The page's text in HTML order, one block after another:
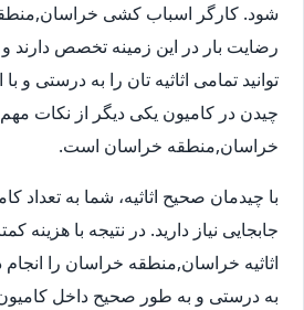
شود. کارگر اسباب کشی
رضایت بار در این زمینه تخصص دارند
توانید تمامی اثاثیه تان را به درستی و
چیدن در کامیون یکی دیگر از نکات
خراسان,منطقه خراسان است.
با چیدمان صحیح اثاثیه، شما به تعداد
جابجایی نیاز دارید. در نتیجه با هزینه
اثاثیه خراسان,منطقه خراسان را انجام
به درستی و به طور صحیح داخل